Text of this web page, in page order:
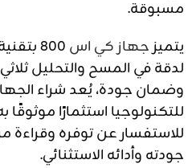
مسبوقة.
يتميزجهاز كي اس
لدقة في المسح والتحليل
وضمان جودة، يُعد شراء
للتكنولوجيا استثمارًا
للاستفسار عن توفره وقراءة
جودته وأدائه الاستثنائي.